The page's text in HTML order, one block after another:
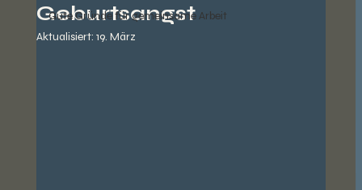
Gute Gründe für gemeinsame Arbeit
Geburtsangst
Aktualisiert: 19. März